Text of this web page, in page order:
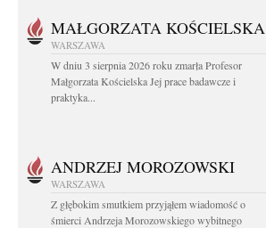
MAŁGORZATA KOŚCIELSKA
WARSZAWA
W dniu 3 sierpnia 2026 roku zmarła Profesor
Małgorzata Kościelska Jej prace badawcze i
praktyka...
ANDRZEJ MOROZOWSKI
WARSZAWA
Z głębokim smutkiem przyjąłem wiadomość o
śmierci Andrzeja Morozowskiego wybitnego